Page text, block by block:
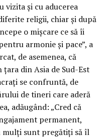
vizita și cu aducerea
religii, chiar și după
o mișcare ce să îi
armonie și pace”, a
de asemenea, că
din Asia de Sud-Est
se confruntă, de
de tineri care aderă
adăugând: „Cred că
permanent,
mulți sunt pregătiți să îl